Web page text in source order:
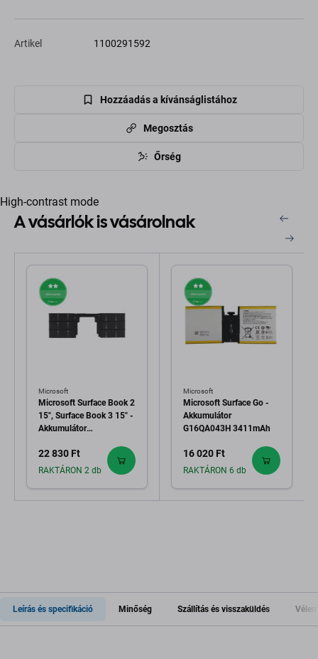
Artikel 1100291592
Hozzáadás a kívánságlistához
Megosztás
Őrség
High-contrast mode
A vásárlók is vásárolnak
Microsoft
Microsoft Surface Book 2
15", Surface Book 3 15" -
Akkumulátor
G3HTA041H 5473mAh
22 830 Ft
RAKTÁRON 2 db
Microsoft
Microsoft Surface Go -
Akkumulátor
G16QA043H 3411mAh
16 020 Ft
RAKTÁRON 6 db
Leírás és specifikáció Minőség Szállítás és visszaküldés